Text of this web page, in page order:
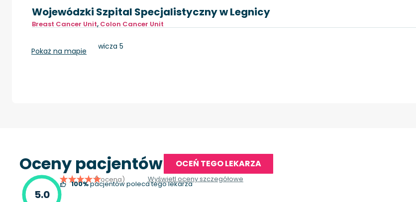
Wojewódzki Szpital Specjalistyczny w Legnicy
Breast Cancer Unit, Colon Cancer Unit
Legnica, Iwaszkiewicza 5
Pokaż na mapie
Oceny pacjentów OCEŃ TEGO LEKARZA
5.0
(1 ocena)
100%pacjentów poleca tego lekarza
Wyświetl oceny szczegółowe